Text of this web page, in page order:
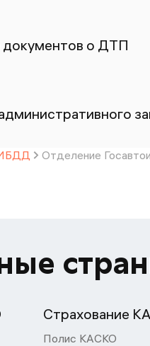
о ДТП
Отделение
Страхование
Полис КАСКО